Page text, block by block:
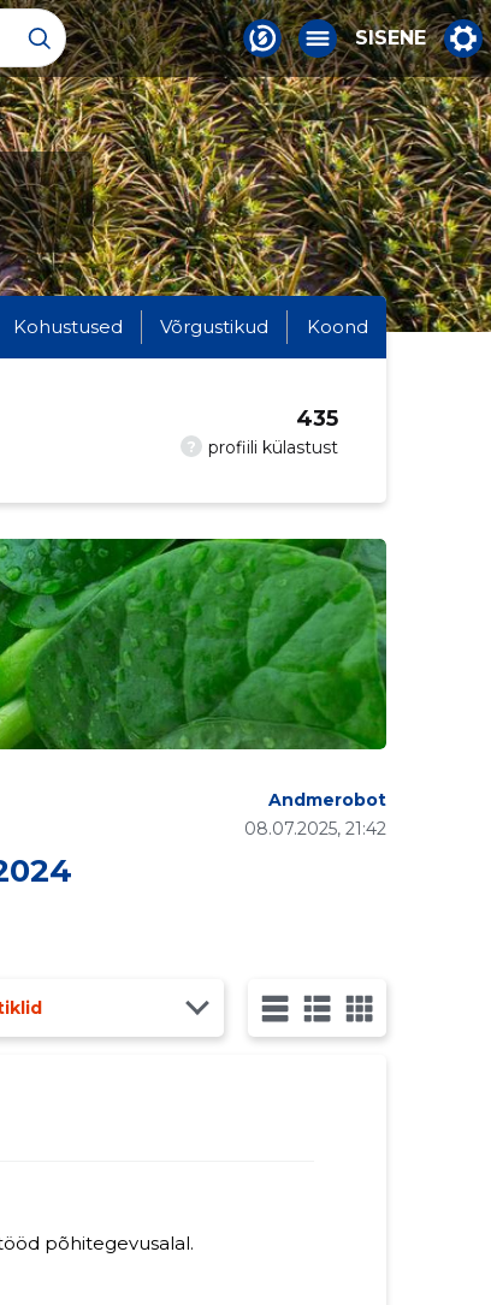
SISENE
Kohustused Võrgustikud Koond
? profiili külastust
435
08.07.2025, 21:42
Andmerobot
põhitegevusalal.